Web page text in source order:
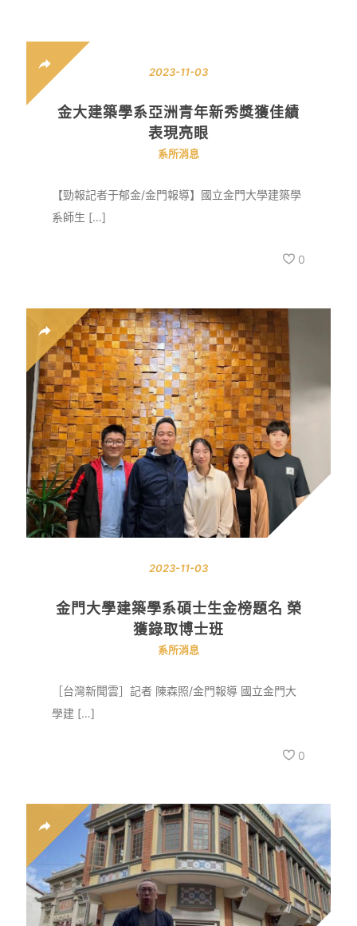
2023-11-03
金大建築學系亞洲青年新秀獎獲佳績
表現亮眼
系所消息
【勁報記者于郁金/金門報導】國立金門大學建築學
系師生 […]
0
2023-11-03
金門大學建築學系碩士生金榜題名 榮
獲錄取博士班
系所消息
［台灣新聞雲］記者 陳森照/金門報導 國立金門大
學建 […]
0